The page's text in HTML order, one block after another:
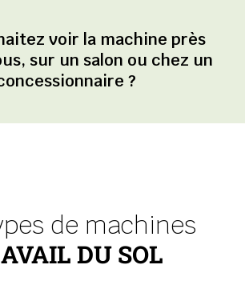
voir la machine près
sur un salon ou chez un
?
de machines
DU SOL